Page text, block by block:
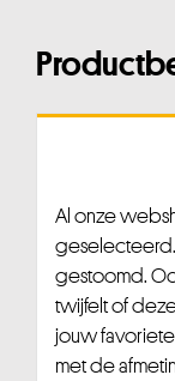
Al onze
gestoomd.
twijfelt of
jouw
met de